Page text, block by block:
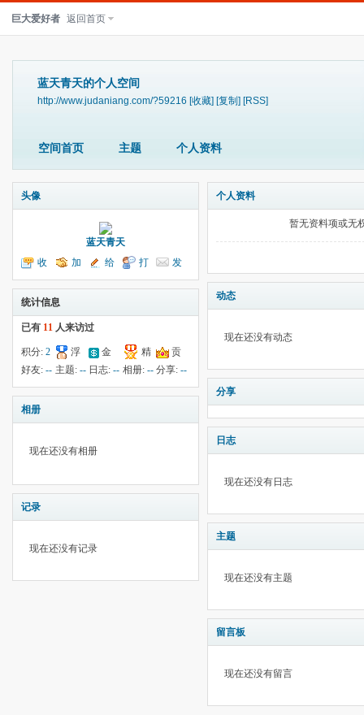
巨大爱好者 返回首页
蓝天青天的个人空间
http://www.judaniang.com/?59216 [收藏] [复制] [RSS]
空间首页 主题 个人资料
头像
蓝天青天
收
听TA
加
为好友
给
我留言
打
个招呼
发
送消息
统计信息
已有 11 人来访过
积分: 2
浮
云:414
金
钱:5
精
华:--
贡
献:--
好友: -- 主题: -- 日志:-- 相册: -- 分享:--
相册
现在还没有相册
记录
现在还没有记录
个人资料
暂无资料项或无
动态
现在还没有动态
分享
日志
现在还没有日志
主题
现在还没有主题
留言板
现在还没有留言